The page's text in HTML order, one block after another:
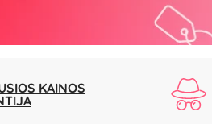
KAINOS